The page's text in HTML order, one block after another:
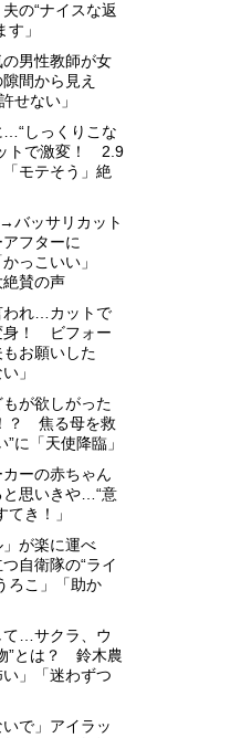
の“ナイスな返
」
の男性教師が女
間から見え
せない」
しっくりこな
トで激変！ 2.9
モテそう」絶
バッサリカット
フターに
っこいい」
絶賛の声
われ…カットで
身！ ビフォー
お願いした
」
もが欲しがった
？ 焦る母を救
に「天使降臨」
カーの赤ちゃん
思いきや…“意
き！」
が楽に運べ
自衛隊の“ライ
ろこ」「助か
て…サクラ、ウ
”とは？ 鈴木農
」「迷わずつ
いで」アイラッ